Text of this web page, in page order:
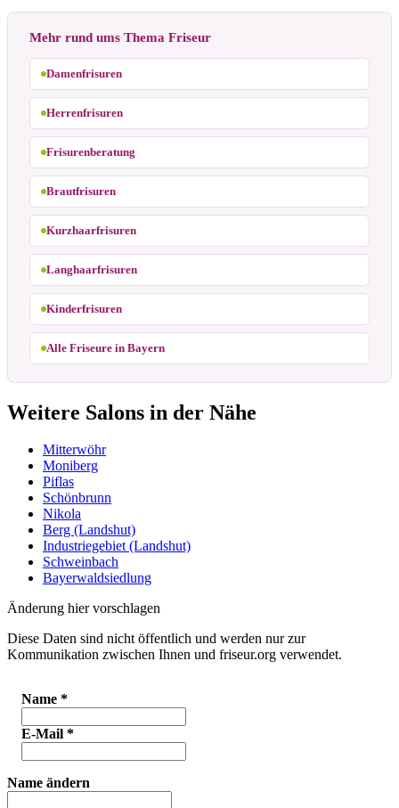
Mehr rund ums Thema Friseur
Damenfrisuren
Herrenfrisuren
Frisurenberatung
Brautfrisuren
Kurzhaarfrisuren
Langhaarfrisuren
Kinderfrisuren
Alle Friseure in Bayern
Weitere Salons in der Nähe
Mitterwöhr
Moniberg
Piflas
Schönbrunn
Nikola
Berg (Landshut)
Industriegebiet (Landshut)
Schweinbach
Bayerwaldsiedlung
Änderung hier vorschlagen
Diese Daten sind nicht öffentlich und werden nur zur
Kommunikation zwischen Ihnen und friseur.org verwendet.
Name *
E-Mail *
Name ändern